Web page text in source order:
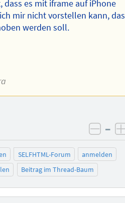
dass es mit iframe auf iPhone
mir nicht vorstellen kann,
werden soll.
–
SELFHTML-Forum
anmelden
Beitrag im Thread-Baum